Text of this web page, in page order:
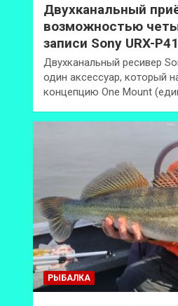
Двухканальный
возможностью
записи Sony URX-
Двухканальный ресивер
один аксессуар, который
концепцию One Mount
РЫБАЛКА